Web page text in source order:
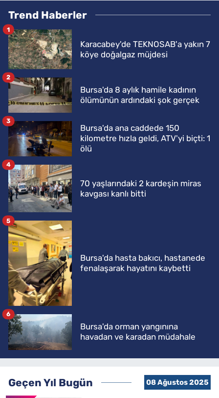
Trend Haberler
Karacabey'de TEKNOSAB'a yakın 7
köye doğalgaz müjdesi
1
Bursa'da 8 aylık hamile kadının
ölümünün ardındaki şok gerçek
2
Bursa'da ana caddede 150
kilometre hızla geldi, ATV'yi biçti: 1
ölü
3
70 yaşlarındaki 2 kardeşin miras
kavgası kanlı bitti
4
Bursa'da hasta bakıcı, hastanede
fenalaşarak hayatını kaybetti
5
Bursa'da orman yangınına
havadan ve karadan müdahale
6
Geçen Yıl Bugün 08 Ağustos 2025